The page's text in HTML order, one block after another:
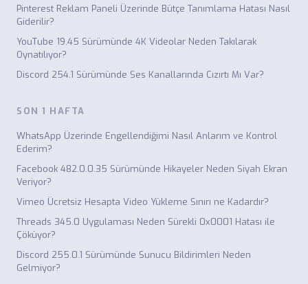
Pinterest Reklam Paneli Üzerinde Bütçe Tanımlama Hatası Nasıl
Giderilir?
YouTube 19.45 Sürümünde 4K Videolar Neden Takılarak
Oynatılıyor?
Discord 254.1 Sürümünde Ses Kanallarında Cızırtı Mı Var?
SON 1 HAFTA
WhatsApp Üzerinde Engellendiğimi Nasıl Anlarım ve Kontrol
Ederim?
Facebook 482.0.0.35 Sürümünde Hikayeler Neden Siyah Ekran
Veriyor?
Vimeo Ücretsiz Hesapta Video Yükleme Sınırı ne Kadardır?
Threads 345.0 Uygulaması Neden Sürekli 0x0001 Hatası ile
Çöküyor?
Discord 255.0.1 Sürümünde Sunucu Bildirimleri Neden
Gelmiyor?